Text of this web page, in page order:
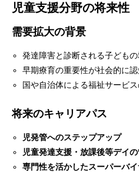
児童支援分野の将来性
需要拡大の背景
発達障害と診断される子ども
早期療育の重要性が社会的に
国や自治体による福祉サービ
将来のキャリアパス
児発管へのステップアップ
児童発達支援・放課後等デイ
専門性を活かしたスーパーバ